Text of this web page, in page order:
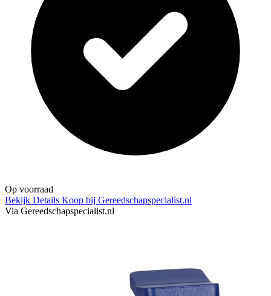
Op voorraad
Bekijk Details Koop bij Gereedschapspecialist.nl
Via Gereedschapspecialist.nl